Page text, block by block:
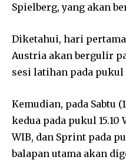
Spielberg, yang akan
Diketahui, hari
Austria akan bergulir
sesi latihan pada pukul
Kemudian, pada Sabtu
kedua pada pukul 15.10
WIB, dan Sprint pada
balapan utama akan